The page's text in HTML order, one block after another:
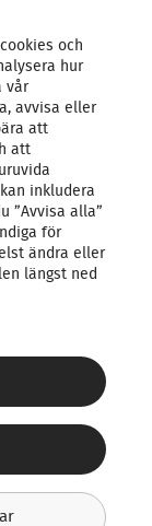
Cookiepolicy
och
hur
vår
avvisa eller
att
att
inkludera
”Avvisa alla”
för
ändra eller
längst ned